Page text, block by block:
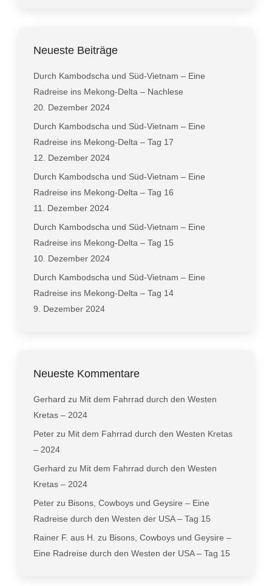
Neueste Beiträge
Durch Kambodscha und Süd-Vietnam – Eine
Radreise ins Mekong-Delta – Nachlese
20. Dezember 2024
Durch Kambodscha und Süd-Vietnam – Eine
Radreise ins Mekong-Delta – Tag 17
12. Dezember 2024
Durch Kambodscha und Süd-Vietnam – Eine
Radreise ins Mekong-Delta – Tag 16
11. Dezember 2024
Durch Kambodscha und Süd-Vietnam – Eine
Radreise ins Mekong-Delta – Tag 15
10. Dezember 2024
Durch Kambodscha und Süd-Vietnam – Eine
Radreise ins Mekong-Delta – Tag 14
9. Dezember 2024
Neueste Kommentare
Gerhard zu Mit dem Fahrrad durch den Westen
Kretas – 2024
Peter zu Mit dem Fahrrad durch den Westen Kretas
– 2024
Gerhard zu Mit dem Fahrrad durch den Westen
Kretas – 2024
Peter zu Bisons, Cowboys und Geysire – Eine
Radreise durch den Westen der USA – Tag 15
Rainer F. aus H. zu Bisons, Cowboys und Geysire –
Eine Radreise durch den Westen der USA – Tag 15